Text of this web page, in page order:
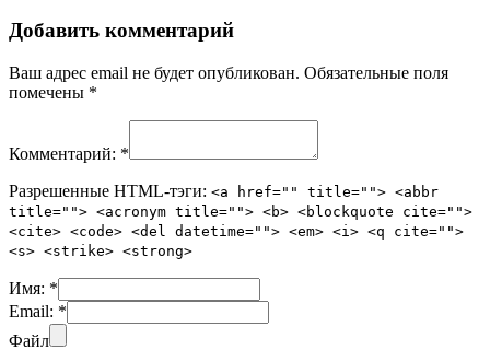
Добавить комментарий
Ваш адрес email не будет опубликован. Обязательные поля
помечены *
Комментарий: *
Разрешенные HTML-тэги: <a href="" title=""> <abbr
title=""> <acronym title=""> <b> <blockquote cite="">
<cite> <code> <del datetime=""> <em> <i> <q cite="">
<s> <strike> <strong>
Имя: *
Email: *
Файл